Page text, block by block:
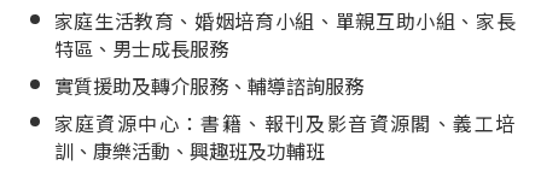
家庭生活教育、婚姻培育小組、單親互助小組、家長
特區、男士成長服務
實質援助及轉介服務、輔導諮詢服務
家庭資源中心：書籍、報刊及影音資源閣、義工培
訓、康樂活動、興趣班及功輔班